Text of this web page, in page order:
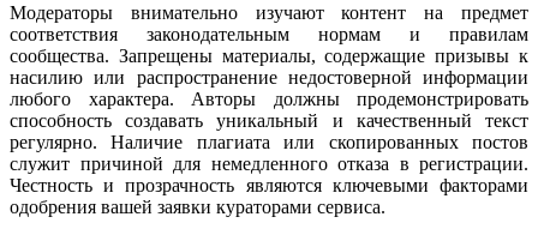
Модераторы внимательно изучают контент на предмет
соответствия законодательным нормам и правилам
сообщества. Запрещены материалы, содержащие призывы к
насилию или распространение недостоверной информации
любого характера. Авторы должны продемонстрировать
способность создавать уникальный и качественный текст
регулярно. Наличие плагиата или скопированных постов
служит причиной для немедленного отказа в регистрации.
Честность и прозрачность являются ключевыми факторами
одобрения вашей заявки кураторами сервиса.